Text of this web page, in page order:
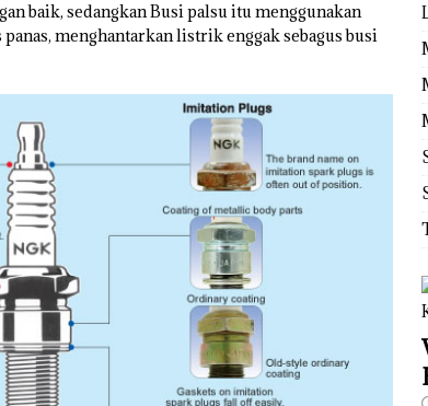
baik, sedangkan Busi palsu itu menggunakan
menghantarkan listrik enggak sebagus busi